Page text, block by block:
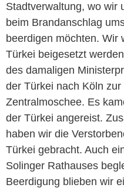
Stadtverwaltung, wo wir
beim Brandanschlag
beerdigen möchten. Wir
Türkei beigesetzt
des damaligen
der Türkei nach Köln
Zentralmoschee. Es
der Türkei angereist.
haben wir die
Türkei gebracht. Auch
Solinger Rathauses
Beerdigung blieben wir